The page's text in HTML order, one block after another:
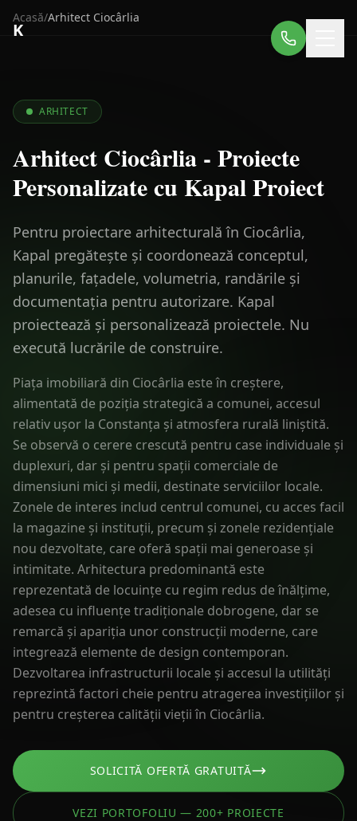
K
Acasă/Arhitect Ciocârlia
ARHITECT
Arhitect Ciocârlia - Proiecte
Personalizate cu Kapal Proiect
Pentru proiectare arhitecturală în Ciocârlia,
Kapal pregătește și coordonează conceptul,
planurile, fațadele, volumetria, randările și
documentația pentru autorizare. Kapal
proiectează și personalizează proiectele. Nu
execută lucrările de construire.
Piața imobiliară din Ciocârlia este în creștere,
alimentată de poziția strategică a comunei, accesul
relativ ușor la Constanța și atmosfera rurală liniștită.
Se observă o cerere crescută pentru case individuale și
duplexuri, dar și pentru spații comerciale de
dimensiuni mici și medii, destinate serviciilor locale.
Zonele de interes includ centrul comunei, cu acces facil
la magazine și instituții, precum și zonele rezidențiale
nou dezvoltate, care oferă spații mai generoase și
intimitate. Arhitectura predominantă este
reprezentată de locuințe cu regim redus de înălțime,
adesea cu influențe tradiționale dobrogene, dar se
remarcă și apariția unor construcții moderne, care
integrează elemente de design contemporan.
Dezvoltarea infrastructurii locale și accesul la utilități
reprezintă factori cheie pentru atragerea investițiilor și
pentru creșterea calității vieții în Ciocârlia.
SOLICITĂ OFERTĂ GRATUITĂ
VEZI PORTOFOLIU — 200+ PROIECTE